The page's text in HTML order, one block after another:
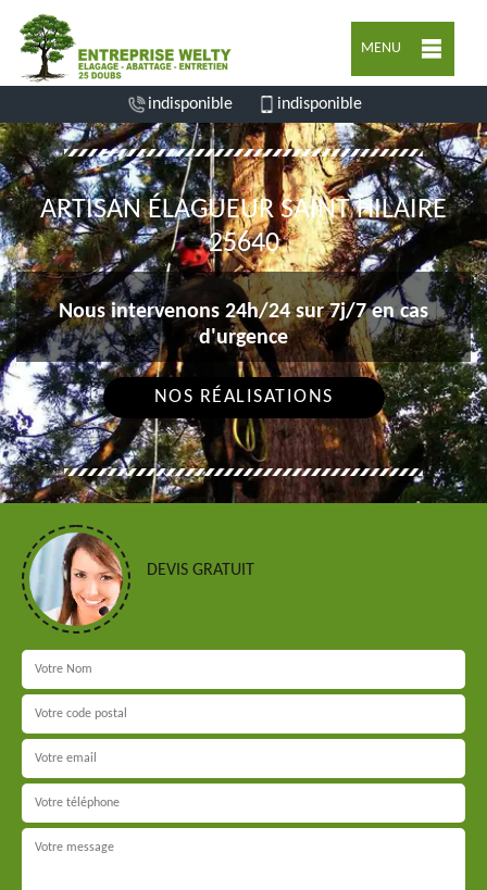
MENU
indisponible indisponible
ARTISAN ÉLAGUEUR SAINT HILAIRE
25640
Nous intervenons 24h/24 sur 7j/7 en cas
d'urgence
NOS RÉALISATIONS
DEVIS GRATUIT